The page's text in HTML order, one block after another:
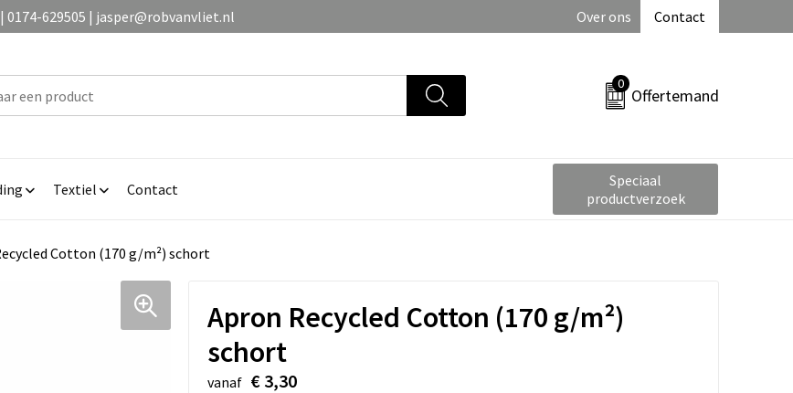
629505 | jasper@robvanvliet.nl Over ons Contact
0
Offertemand
Textiel Contact
Speciaal
productverzoek
Cotton (170 g/m²) schort
Apron Recycled Cotton (170 g/m²)
schort
vanaf € 3,30